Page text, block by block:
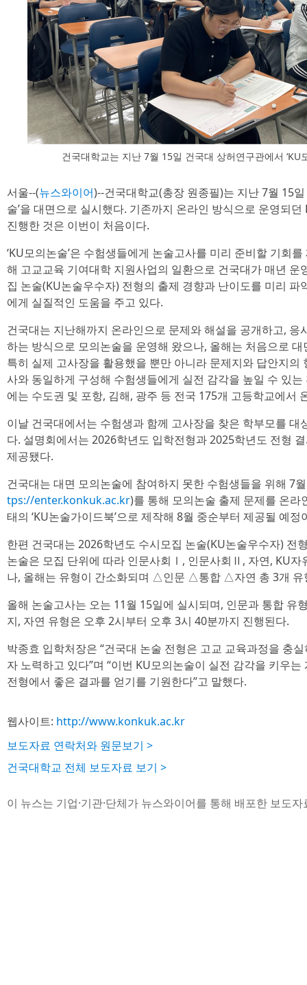
건국대학교는 지난 7월 15일 건국대 상허연구관에서 ‘KU
서울--(뉴스와이어)--건국대학교(총장 원종필)는 지난 7월 15
술’을 대면으로 실시했다. 기존까지 온라인 방식으로 운영되
진행한 것은 이번이 처음이다.
‘KU모의논술’은 수험생들에게 논술고사를 미리 준비할 기회
해 고교교육 기여대학 지원사업의 일환으로 건국대가 매년
집 논술(KU논술우수자) 전형의 출제 경향과 난이도를 미리
에게 실질적인 도움을 주고 있다.
건국대는 지난해까지 온라인으로 문제와 해설을 공개하고,
하는 방식으로 모의논술을 운영해 왔으나, 올해는 처음으로
특히 실제 고사장을 활용했을 뿐만 아니라 문제지와 답안지의
사와 동일하게 구성해 수험생들에게 실전 감각을 높일 수 있
에는 수도권 및 포항, 김해, 광주 등 전국 175개 고등학교에서
이날 건국대에서는 수험생과 함께 고사장을 찾은 학부모를
다. 설명회에서는 2026학년도 입학전형과 2025학년도 전형
제공됐다.
건국대는 대면 모의논술에 참여하지 못한 수험생들을 위해 7
tps://enter.konkuk.ac.kr)를 통해 모의논술 출제 문제를 온
태의 ‘KU논술가이드북’으로 제작해 8월 중순부터 제공될 예정
한편 건국대는 2026학년도 수시모집 논술(KU논술우수자) 전
논술은 모집 단위에 따라 인문사회Ⅰ, 인문사회Ⅱ, 자연, KU자
나, 올해는 유형이 간소화되며 △인문 △통합 △자연 총 3개 유
올해 논술고사는 오는 11월 15일에 실시되며, 인문과 통합 유
지, 자연 유형은 오후 2시부터 오후 3시 40분까지 진행된다.
박종효 입학처장은 “건국대 논술 전형은 고교 교육과정을 충
자 노력하고 있다”며 “이번 KU모의논술이 실전 감각을 키우
전형에서 좋은 결과를 얻기를 기원한다”고 말했다.
웹사이트: http://www.konkuk.ac.kr
보도자료 연락처와 원문보기 >
건국대학교 전체 보도자료 보기 >
이 뉴스는 기업·기관·단체가 뉴스와이어를 통해 배포한 보도